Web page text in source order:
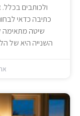
ולכותבים בכלל.
כתיבה כדאי
שיטה מתאימה
השנייה היא של